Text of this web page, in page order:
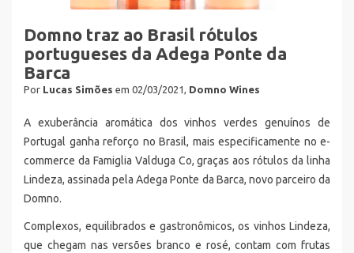
Domno traz ao Brasil rótulos
portugueses da Adega Ponte da
Barca
Por Lucas Simões em 02/03/2021, Domno Wines
A exuberância aromática dos vinhos verdes genuínos de
Portugal ganha reforço no Brasil, mais especificamente no e-
commerce da Famiglia Valduga Co, graças aos rótulos da linha
Lindeza, assinada pela Adega Ponte da Barca, novo parceiro da
Domno.
Complexos, equilibrados e gastronômicos, os vinhos Lindeza,
que chegam nas versões branco e rosé, contam com frutas